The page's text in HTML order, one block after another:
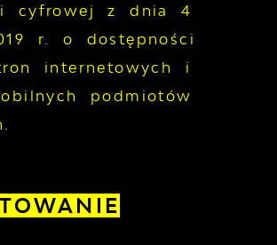
cyfrowej z dnia 4
r. o dostępności
internetowych i
podmiotów